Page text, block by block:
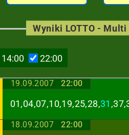
14:00 22:00
Wyniki LOTTO -
19.09.2007 22:00
01,04,07,10,19,25,28,31
18.09.2007 22:00